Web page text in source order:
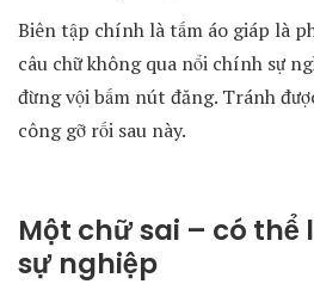
Biên tập chính là tấm áo giáp là
câu chữ không qua nổi chính sự
đừng vội bấm nút đăng. Tránh
công gỡ rối sau này.
Một chữ sai – có
sự nghiệp